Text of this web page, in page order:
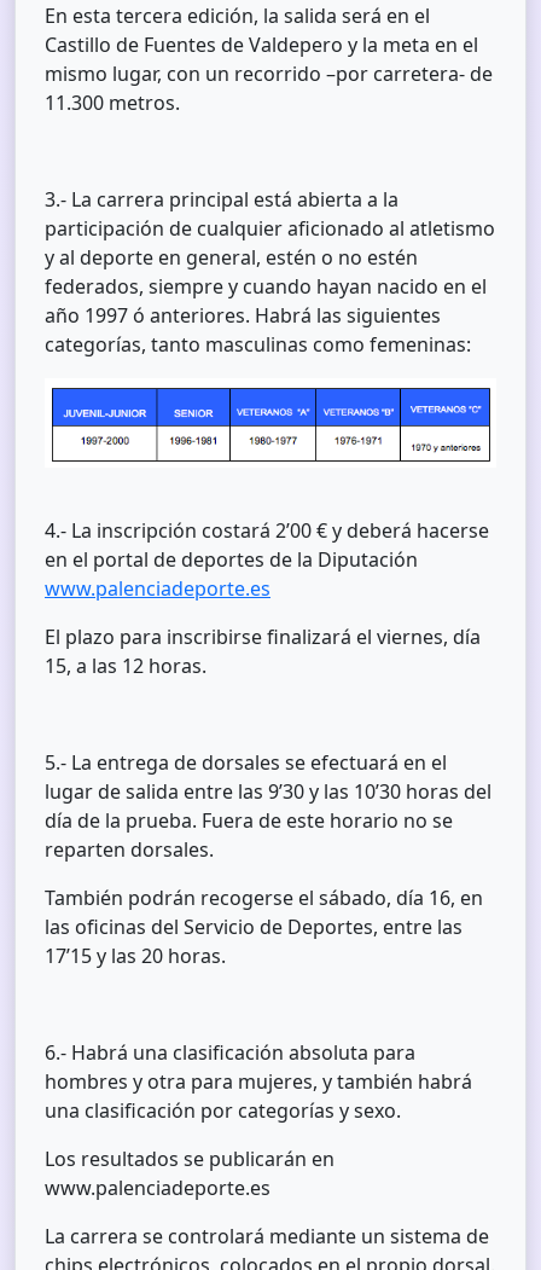
En esta tercera edición, la salida será en el
Castillo de Fuentes de Valdepero y la meta en el
mismo lugar, con un recorrido –por carretera- de
11.300 metros.
3.- La carrera principal está abierta a la
participación de cualquier aficionado al atletismo
y al deporte en general, estén o no estén
federados, siempre y cuando hayan nacido en el
año 1997 ó anteriores. Habrá las siguientes
categorías, tanto masculinas como femeninas:
4.- La inscripción costará 2’00 € y deberá hacerse
en el portal de deportes de la Diputación
www.palenciadeporte.es
El plazo para inscribirse finalizará el viernes, día
15, a las 12 horas.
5.- La entrega de dorsales se efectuará en el
lugar de salida entre las 9’30 y las 10’30 horas del
día de la prueba. Fuera de este horario no se
reparten dorsales.
También podrán recogerse el sábado, día 16, en
las oficinas del Servicio de Deportes, entre las
17’15 y las 20 horas.
6.- Habrá una clasificación absoluta para
hombres y otra para mujeres, y también habrá
una clasificación por categorías y sexo.
Los resultados se publicarán en
www.palenciadeporte.es
La carrera se controlará mediante un sistema de